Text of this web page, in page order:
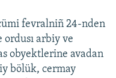
fevralniñ 24-nden
ordusı arbiy ve
obyektlerine avadan
bölük, cermay